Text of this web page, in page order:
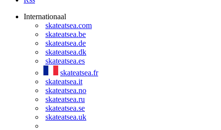
Internationaal
skateatsea.com
skateatsea.be
skateatsea.de
skateatsea.dk
skateatsea.es
skateatsea.fr
skateatsea.it
skateatsea.no
skateatsea.ru
skateatsea.se
skateatsea.uk